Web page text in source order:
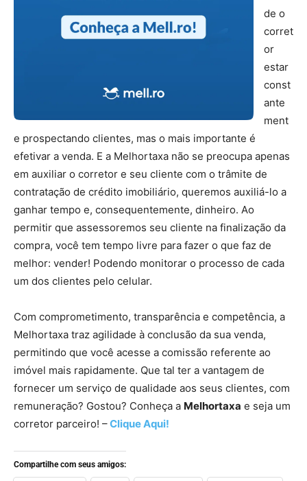
de o
corret
or
estar
const
ante
ment
e prospectando clientes, mas o mais importante é
efetivar a venda. E a Melhortaxa não se preocupa apenas
em auxiliar o corretor e seu cliente com o trâmite de
contratação de crédito imobiliário, queremos auxiliá-lo a
ganhar tempo e, consequentemente, dinheiro. Ao
permitir que assessoremos seu cliente na finalização da
compra, você tem tempo livre para fazer o que faz de
melhor: vender! Podendo monitorar o processo de cada
um dos clientes pelo celular.
Com comprometimento, transparência e competência, a
Melhortaxa traz agilidade à conclusão da sua venda,
permitindo que você acesse a comissão referente ao
imóvel mais rapidamente. Que tal ter a vantagem de
fornecer um serviço de qualidade aos seus clientes, com
remuneração? Gostou? Conheça a Melhortaxa e seja um
corretor parceiro! –Clique Aqui!
Compartilhe com seus amigos: